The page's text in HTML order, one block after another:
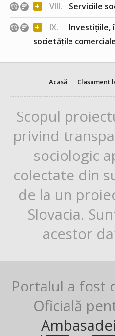
+ VIII. Serviciile
+ IX.
Investițiile,
societățile comerciale
Acasă Clasament
Scopul
privind
sociologic
colectate din
de la un
Slovacia.
acestor
Portalul a fost
Oficială